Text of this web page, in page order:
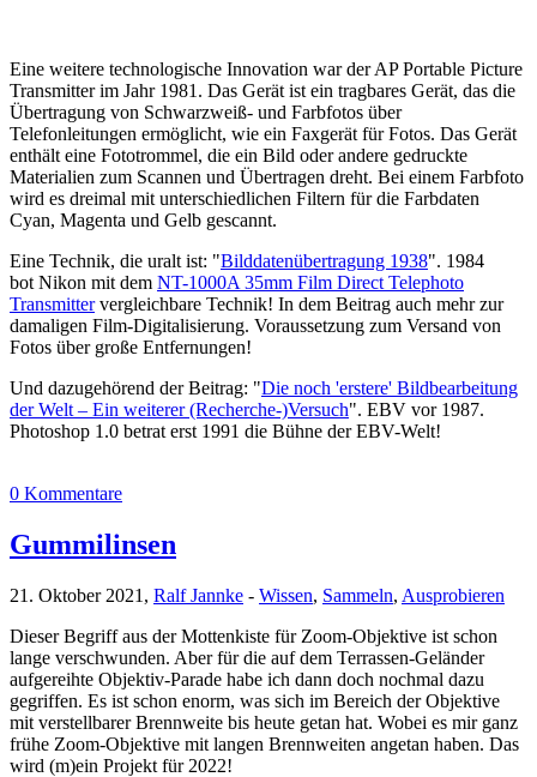
Eine weitere technologische Innovation war der AP Portable Picture
Transmitter im Jahr 1981. Das Gerät ist ein tragbares Gerät, das die
Übertragung von Schwarzweiß- und Farbfotos über
Telefonleitungen ermöglicht, wie ein Faxgerät für Fotos. Das Gerät
enthält eine Fototrommel, die ein Bild oder andere gedruckte
Materialien zum Scannen und Übertragen dreht. Bei einem Farbfoto
wird es dreimal mit unterschiedlichen Filtern für die Farbdaten
Cyan, Magenta und Gelb gescannt.
Eine Technik, die uralt ist: "Bilddatenübertragung 1938". 1984
bot Nikon mit dem NT-1000A 35mm Film Direct Telephoto
Transmittervergleichbare Technik! In dem Beitrag auch mehr zur
damaligen Film-Digitalisierung. Voraussetzung zum Versand von
Fotos über große Entfernungen!
Und dazugehörend der Beitrag: "Die noch 'erstere' Bildbearbeitung
der Welt – Ein weiterer (Recherche-)Versuch". EBV vor 1987.
Photoshop 1.0 betrat erst 1991 die Bühne der EBV-Welt!
0 Kommentare
Gummilinsen
21. Oktober 2021, Ralf Jannke - Wissen, Sammeln, Ausprobieren
Dieser Begriff aus der Mottenkiste für Zoom-Objektive ist schon
lange verschwunden. Aber für die auf dem Terrassen-Geländer
aufgereihte Objektiv-Parade habe ich dann doch nochmal dazu
gegriffen. Es ist schon enorm, was sich im Bereich der Objektive
mit verstellbarer Brennweite bis heute getan hat. Wobei es mir ganz
frühe Zoom-Objektive mit langen Brennweiten angetan haben. Das
wird (m)ein Projekt für 2022!